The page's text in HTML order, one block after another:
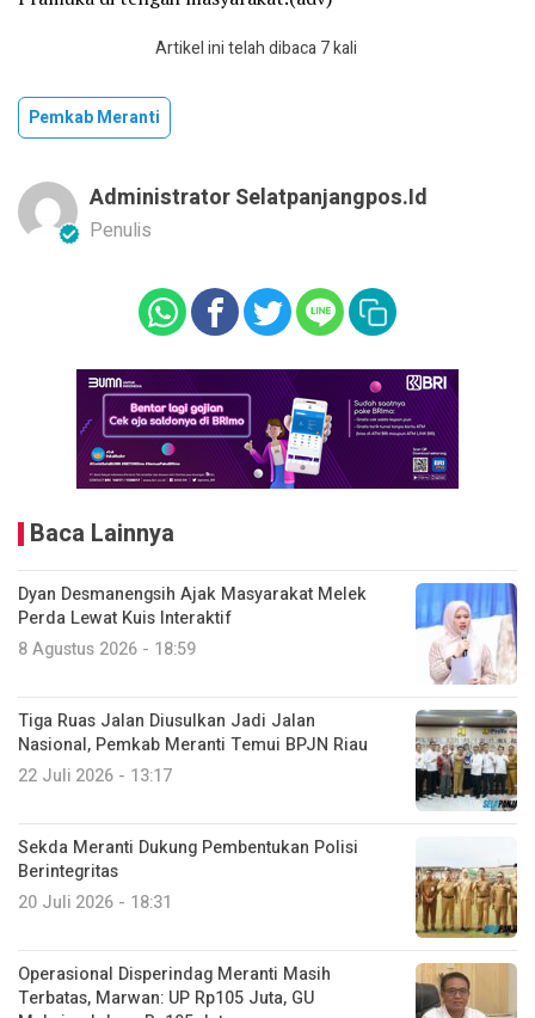
Artikel ini telah dibaca 7 kali
Pemkab Meranti
Administrator Selatpanjangpos.id
Penulis
Baca Lainnya
Dyan Desmanengsih Ajak Masyarakat Melek
Perda Lewat Kuis Interaktif
8 Agustus 2026 - 18:59
Tiga Ruas Jalan Diusulkan Jadi Jalan
Nasional, Pemkab Meranti Temui BPJN Riau
22 Juli 2026 - 13:17
Sekda Meranti Dukung Pembentukan Polisi
Berintegritas
20 Juli 2026 - 18:31
Operasional Disperindag Meranti Masih
Terbatas, Marwan: UP Rp105 Juta, GU